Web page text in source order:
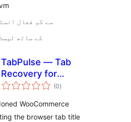
10 سے کم فعال
6.1.11 کے ساتھ
TabPulse — Tab
Recovery for
WooCommerce
(0مجموعی
درجہ
)
WooCommerce
the browser tab title